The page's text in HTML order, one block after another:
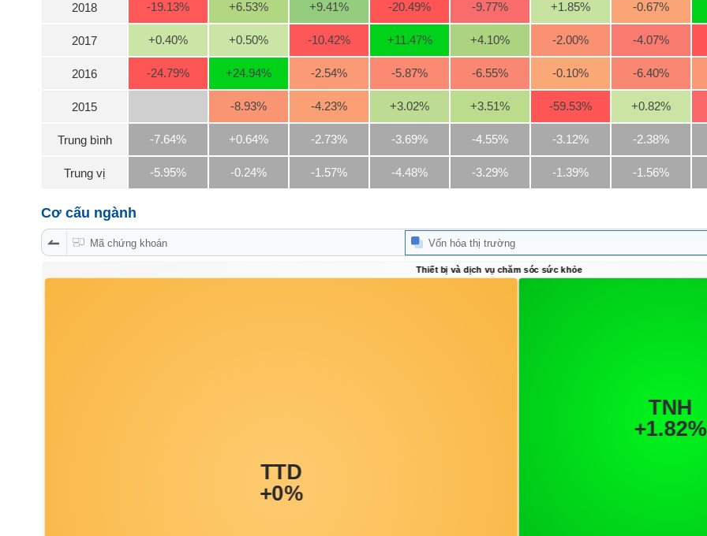
2018
2017
2016
2015
Trung bình
Trung vị
-19.13% +6.53% +9.41% -20.49% -9.77% +1.85% -0.67%
+0.40% +0.50% -10.42% +11.47% +4.10% -2.00% -4.07%
-24.79% +24.94% -2.54% -5.87% -6.55% -0.10% -6.40%
-8.93% -4.23% +3.02% +3.51% -59.53% +0.82%
-7.64% +0.64% -2.73% -3.69% -4.55% -3.12% -2.38%
-5.95% -0.24% -1.57% -4.48% -3.29% -1.39% -1.56%
Cơ cấu ngành
Mã chứng khoán Vốn hóa thị trường
CỤ